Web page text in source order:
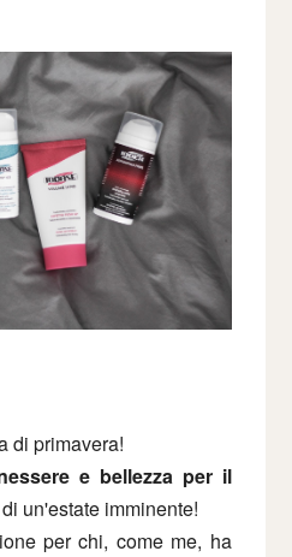
di primavera!
e bellezza per il
un'estate imminente!
per chi, come me, ha